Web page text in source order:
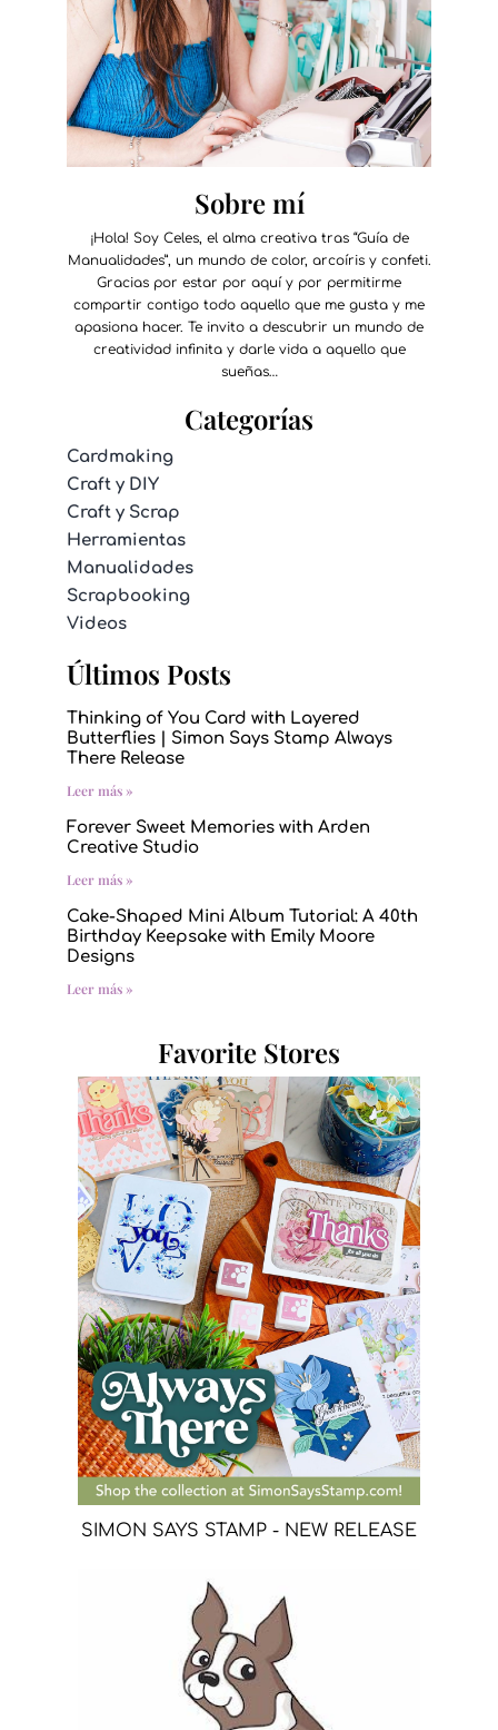
Sobre mí
¡Hola! Soy Celes, el alma creativa tras “Guía de
Manualidades”, un mundo de color, arcoíris y confeti.
Gracias por estar por aquí y por permitirme
compartir contigo todo aquello que me gusta y me
apasiona hacer. Te invito a descubrir un mundo de
creatividad infinita y darle vida a aquello que
sueñas…
Categorías
Cardmaking
Craft y DIY
Craft y Scrap
Herramientas
Manualidades
Scrapbooking
Videos
Últimos Posts
Thinking of You Card with Layered
Butterflies | Simon Says Stamp Always
There Release
Leer más »
Forever Sweet Memories with Arden
Creative Studio
Leer más »
Cake-Shaped Mini Album Tutorial: A 40th
Birthday Keepsake with Emily Moore
Designs
Leer más »
Favorite Stores
SIMON SAYS STAMP - NEW RELEASE